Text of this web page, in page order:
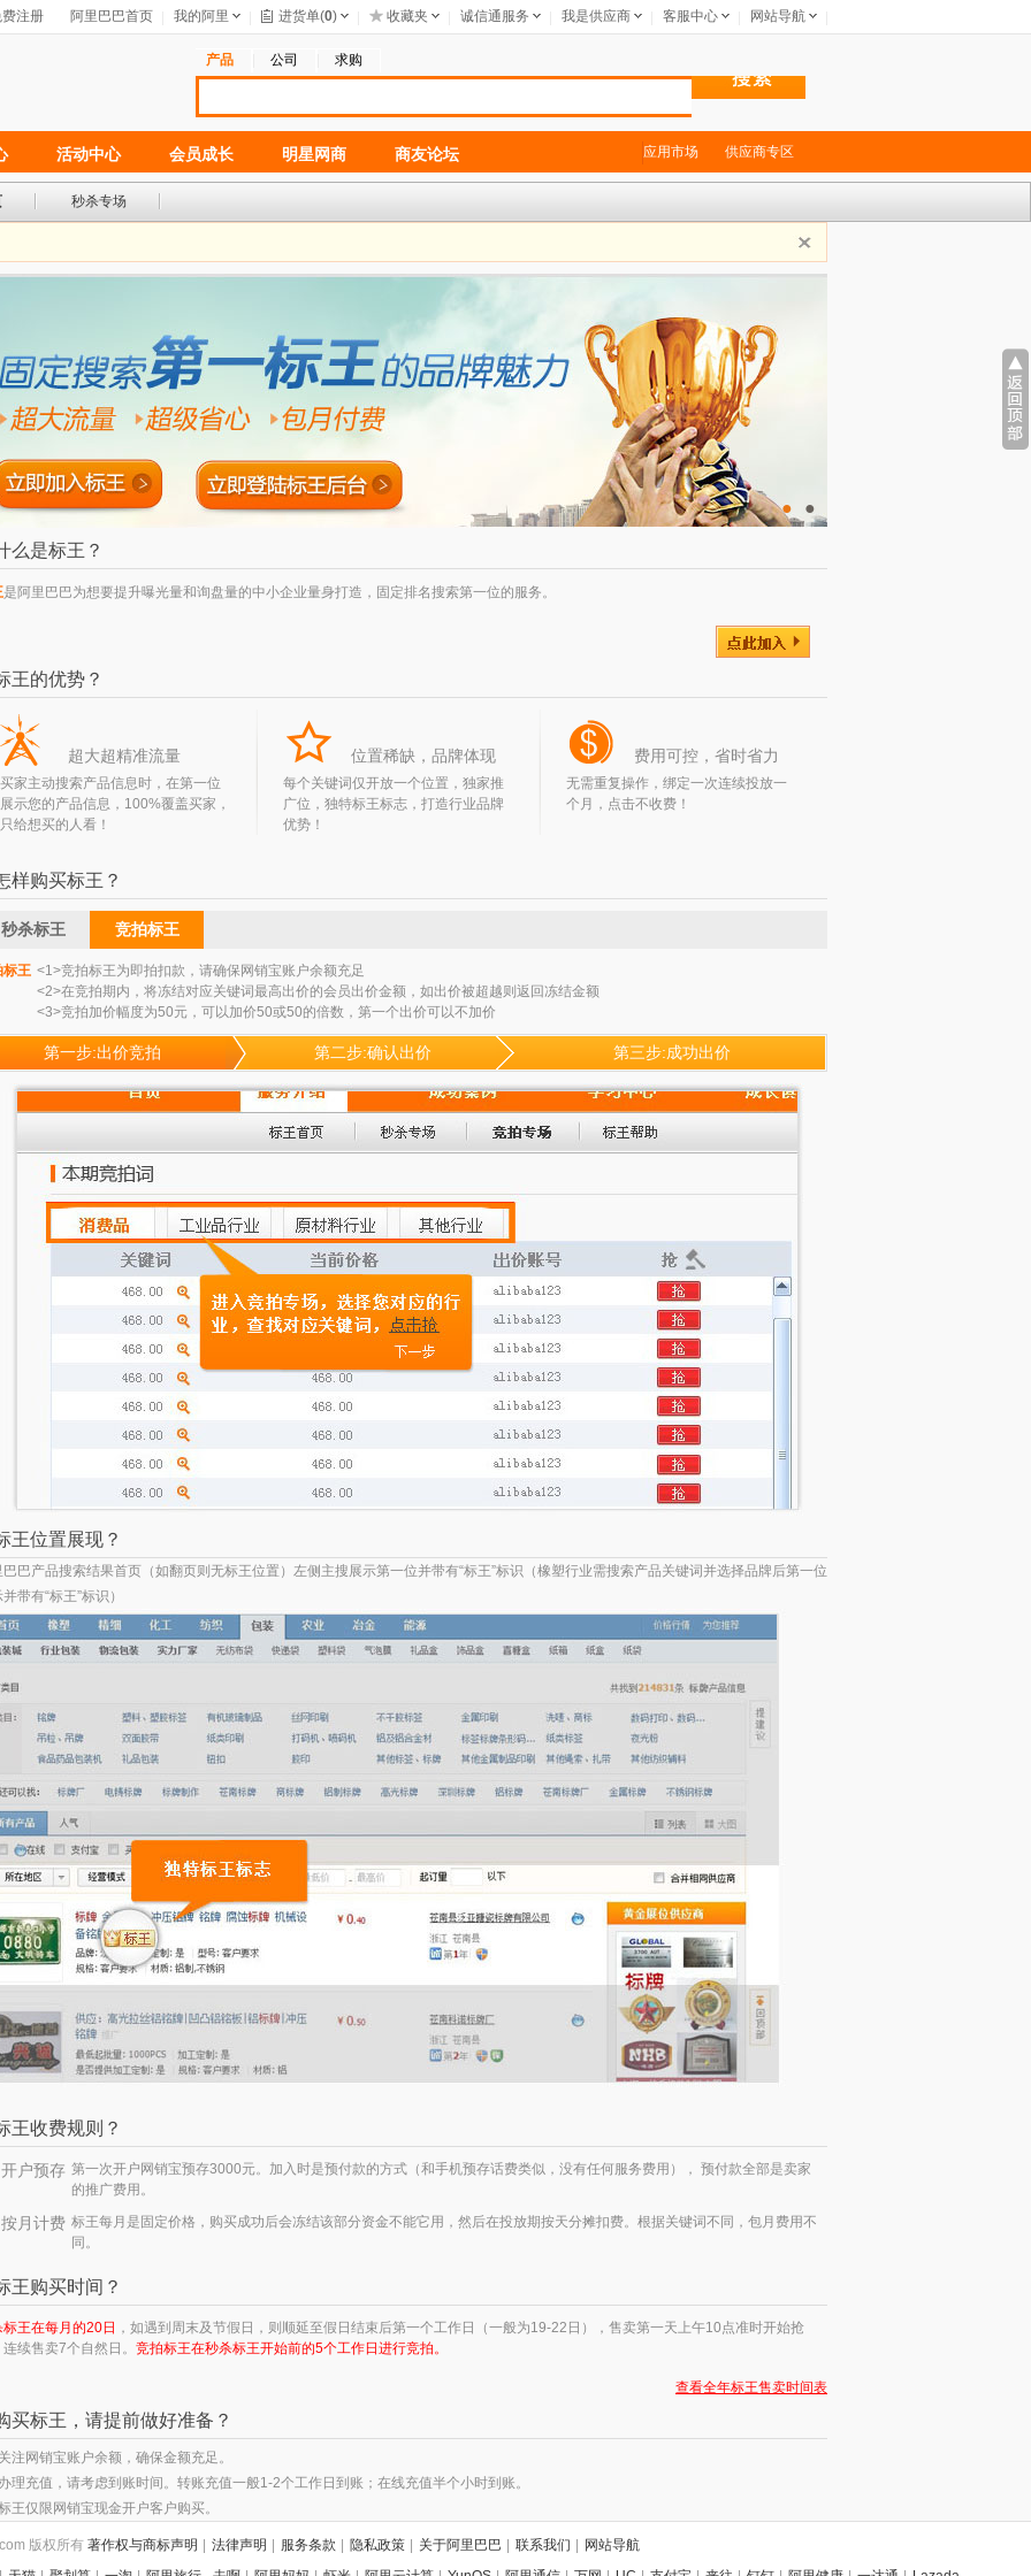
注册 阿里巴巴首页 我的阿里 进货单(0) 收藏夹 诚信通服务 我是供应商 客服中心 网站导航
产品 公司 求购
活动中心 会员成长 明星网商 商友论坛 应用市场 供应商专区
秒杀专场
● ●
么是标王？
是阿里巴巴为想要提升曝光量和询盘量的中小企业量身打造，固定排名搜索第一位的服务。
王的优势？
超大超精准流量
买家主动搜索产品信息时，在第一位
展示您的产品信息，100%覆盖买家，
只给想买的人看！
位置稀缺，品牌体现
每个关键词仅开放一个位置，独家推
广位，独特标王标志，打造行业品牌
优势！
费用可控，省时省力
无需重复操作，绑定一次连续投放一
个月，点击不收费！
样购买标王？
秒杀标王 竞拍标王
标王 <1>竞拍标王为即拍扣款，请确保网销宝账户余额充足
<2>在竞拍期内，将冻结对应关键词最高出价的会员出价金额，如出价被超越则返回冻结金额
<3>竞拍加价幅度为50元，可以加价50或50的倍数，第一个出价可以不加价
第一步:出价竞拍 第二步:确认出价 第三步:成功出价
王位置展现？
巴巴产品搜索结果首页（如翻页则无标王位置）左侧主搜展示第一位并带有“标王”标识（橡塑行业需搜索产品关键词并选择品牌后第一位
带有“标王”标识）
王收费规则？
户预存 第一次开户网销宝预存3000元。加入时是预付款的方式（和手机预存话费类似，没有任何服务费用）， 预付款全部是卖家
的推广费用。
月计费 标王每月是固定价格，购买成功后会冻结该部分资金不能它用，然后在投放期按天分摊扣费。根据关键词不同，包月费用不
同。
王购买时间？
标王在每月的20日 ，如遇到周末及节假日，则顺延至假日结束后第一个工作日（一般为19-22日），售卖第一天上午10点准时开始抢
续售卖7个自然日。 竞拍标王在秒杀标王开始前的5个工作日进行竞拍。
查看全年标王售卖时间表
买标王，请提前做好准备？
注网销宝账户余额，确保金额充足。
理充值，请考虑到账时间。转账充值一般1-2个工作日到账；在线充值半个小时到账。
王仅限网销宝现金开户客户购买。
版权所有 著作权与商标声明 法律声明 服务条款 隐私政策 关于阿里巴巴 联系我们
网站导航